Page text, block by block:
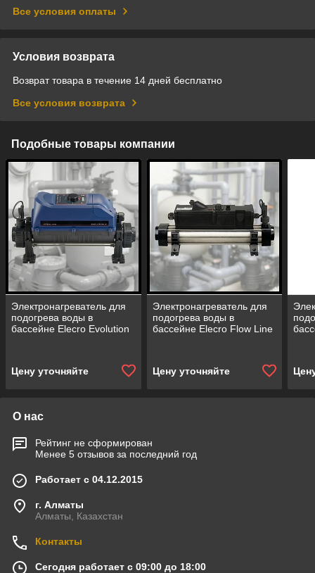
Все условия оплаты
Условия возврата
Возврат товара в течение 14 дней бесплатно
Все условия возврата
Подобные товары компании
Электронагреватель для
подогрева воды в
бассейне Elecro Evolution
Цену уточняйте
Электронагреватель для
подогрева воды в
бассейне Elecro Flow Line
Цену уточняйте
О нас
Рейтинг не сформирован
Менее 5 отзывов за последний год
Работает с 04.12.2015
г. Алматы
Алматы, Казахстан
Контакты
Сегодня работает с 09:00 до 18:00